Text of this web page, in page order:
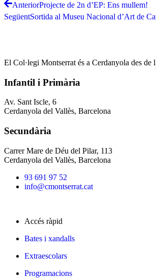
AnteriorProjecte de 2n d’EP: Ens mullem!
SegüentSortida al Museu Nacional d’Art de
El Col·legi Montserrat és a Cerdanyola des de
Infantil i Primària
Av. Sant Iscle, 6
Cerdanyola del Vallès, Barcelona
Secundària
Carrer Mare de Déu del Pilar, 113
Cerdanyola del Vallès, Barcelona
93 691 97 52
info@cmontserrat.cat
Accés ràpid
Bates i xandalls
Extraescolars
Programacions